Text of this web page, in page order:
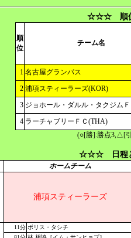
☆☆☆ 順
順
位
チーム名
1 名古屋グランパス
2 浦項スティーラーズ(KOR)
3 ジョホール・ダルル・タクジム
4 ラーチャブリーＦＣ(THA)
(○[勝]:勝点3,△[
☆☆☆ 日程
ホームチーム
浦項スティーラーズ
11分 ボリス・タシチ